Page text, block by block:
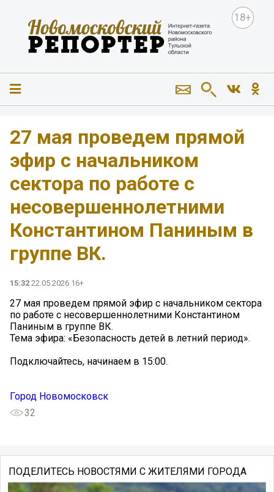
18+
27 мая проведем прямой
эфир с начальником
сектора по работе с
несовершеннолетними
Константином Паниным в
группе ВК.
15:32 22.05.2026 16+
27 мая проведем прямой эфир с начальником сектора
по работе с несовершеннолетними Константином
Паниным в группе ВК.
Тема эфира: «Безопасность детей в летний период».
Подключайтесь, начинаем в 15:00.
Город Новомосковск
32
ПОДЕЛИТЕСЬ НОВОСТЯМИ С ЖИТЕЛЯМИ ГОРОДА